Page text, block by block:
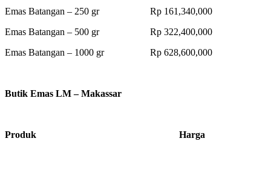
Emas Batangan – 250 gr Rp 161,340,000
Emas Batangan – 500 gr Rp 322,400,000
Emas Batangan – 1000 gr Rp 628,600,000
Butik Emas LM – Makassar
Produk Harga